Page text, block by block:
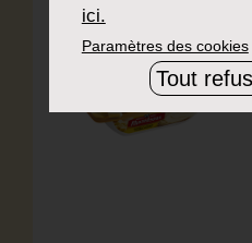
ici.
Paramètres des cookies
Tout